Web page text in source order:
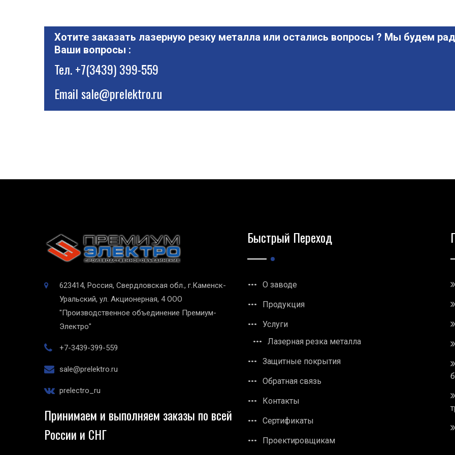
Хотите заказать лазерную резку металла или остались вопросы ? Мы будем
Ваши вопросы :
Тел.+7(3439) 399-559
Emailsale@prelektro.ru
623414, Россия, Свердловская обл., г.Каменск-
Уральский, ул. Акционерная, 4 ООО
"Производственное объединение Премиум-
Электро"
+7-3439-399-559
sale@prelektro.ru
prelectro_ru
Принимаем и выполняем заказы по всей
России и СНГ
Быстрый Переход
О заводе
Продукция
Услуги
Лазерная резка металла
Защитные покрытия
Обратная связь
Контакты
Сертификаты
Проектировщикам